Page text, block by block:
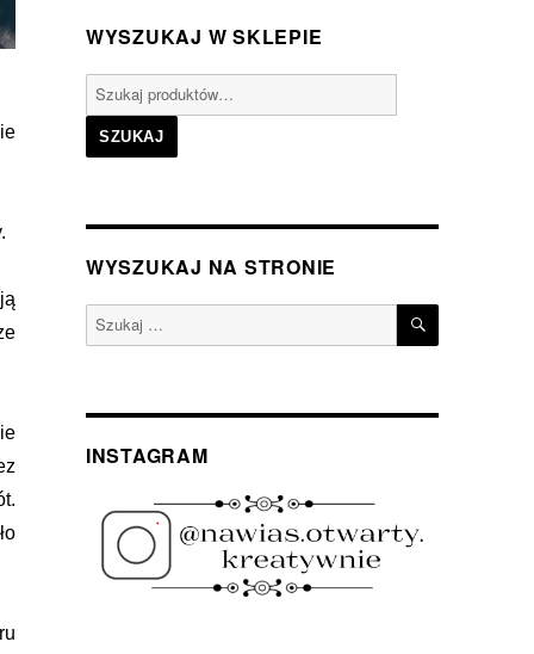
WYSZUKAJ W SKLEPIE
Szukaj:
SZUKAJ
WYSZUKAJ NA STRONIE
Szukaj: SZUKAJ
INSTAGRAM